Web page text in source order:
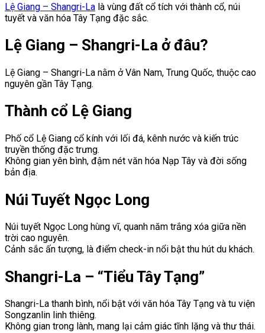
Lệ Giang – Shangri-La là vùng đất cổ tích với thành cổ, núi
tuyết và văn hóa Tây Tạng đặc sắc.
Lệ Giang – Shangri-La ở đâu?
Lệ Giang – Shangri-La nằm ở Vân Nam, Trung Quốc, thuộc cao
nguyên gần Tây Tạng.
Thành cổ Lệ Giang
Phố cổ Lệ Giang cổ kính với lối đá, kênh nước và kiến trúc
truyền thống đặc trưng.
Không gian yên bình, đậm nét văn hóa Nạp Tây và đời sống
bản địa.
Núi Tuyết Ngọc Long
Núi tuyết Ngọc Long hùng vĩ, quanh năm trắng xóa giữa nền
trời cao nguyên.
Cảnh sắc ấn tượng, là điểm check-in nổi bật thu hút du khách.
Shangri-La – “Tiểu Tây Tạng”
Shangri-La thanh bình, nổi bật với văn hóa Tây Tạng và tu viện
Songzanlin linh thiêng.
Không gian trong lành, mang lại cảm giác tĩnh lặng và thư thái.